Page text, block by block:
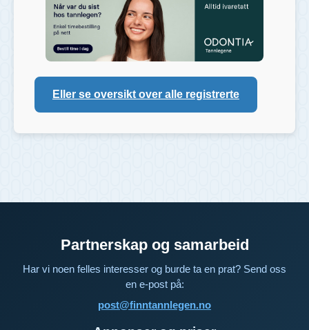
Eller se oversikt over alle registrerte
Partnerskap og samarbeid
Har vi noen felles interesser og burde ta en prat? Send oss
en e-post på:
post@finntannlegen.no